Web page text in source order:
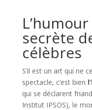
secrète
célèbres
S’il est un art qui ne
spectacle, c’est bien
qui se déclarent
Institut IPSOS), le